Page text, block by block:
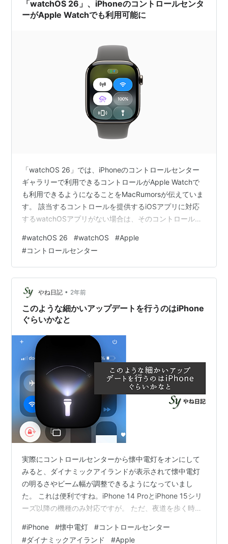
「watchOS 26」、iPhoneのコントロールセンタ
ーがApple Watchでも利用可能に
「watchOS 26」では、iPhoneのコントロールセンター
ギャラリーで利用できるコントロールがApple Watchで
も利用できるようになることをMacRumorsが伝えていま
す。 該当するコントロールを提供するiOSアプリに対応
するwatchOSアプリがない場合は、そのコントロールを
されます。 watchOS 26のコントロールセンター
#watchOS 26 #watchOS #Apple
#コントロールセンター
やね日記 • 2年前
このような細かいアップデートを行うのはiPhone
ぐらいかなと
実際にコントロールセンターから懐中電灯をオンにして
みると、ダイナミックアイランドが表示されて懐中電灯
の明るさやビーム幅が調整できるようになっていまし
た。 これは便利ですね。iPhone 14 ProとiPhone 15シリ
ーズ以降の機種のみ対応ですが。 ただ、夜道を歩く時に
言った時に便利に使えそうです。ハードウェアとソフト
#iPhone #懐中電灯 #コントロールセンター
#ダイナミックアイランド #Apple